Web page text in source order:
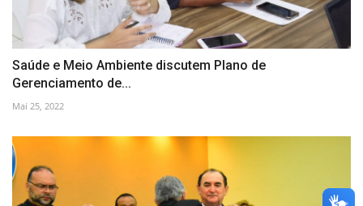
Saúde e Meio Ambiente discutem Plano de
Gerenciamento de...
Mai 25, 2022